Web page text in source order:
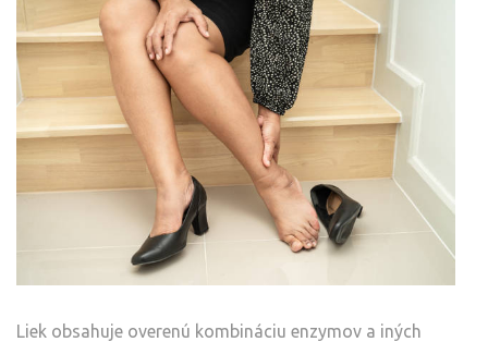
Liek obsahuje overenú kombináciu enzymov a iných